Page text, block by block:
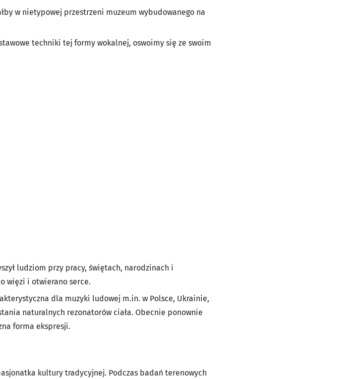
w nietypowej przestrzeni muzeum wybudowanego na
techniki tej formy wokalnej, oswoimy się ze swoim
ludziom przy pracy, świętach, narodzinach i
więzi i otwierano serce.
dla muzyki ludowej m.in. w Polsce, Ukrainie,
naturalnych rezonatorów ciała. Obecnie ponownie
forma ekspresji.
kultury tradycyjnej. Podczas badań terenowych